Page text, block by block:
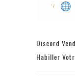
Discord
Habiller